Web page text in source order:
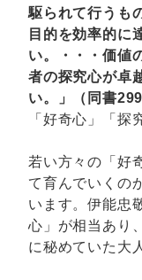
駆られて行うも
目的を効率的に
い。・・・価値
者の探究心が卓
い。」（同書
「好奇心」「探
若い方々の「好
て育んでいくの
います。伊能忠
心」が相当あり
に秘めていた大